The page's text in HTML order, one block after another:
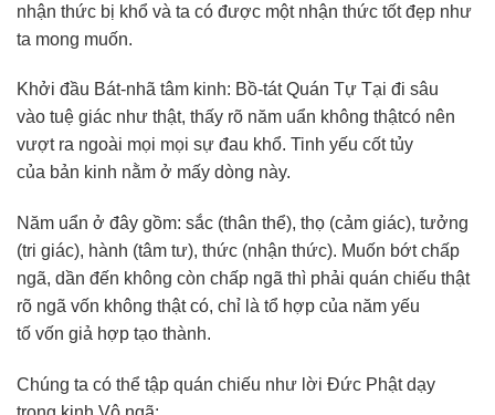
nhận thức bị khổ và ta có được một nhận thức tốt đẹp như
ta mong muốn.
Khởi đầu Bát-nhã tâm kinh: Bồ-tát Quán Tự Tại đi sâu
vào tuệ giác như thật, thấy rõ năm uẩn không thậtcó nên
vượt ra ngoài mọi mọi sự đau khổ. Tinh yếu cốt tủy
của bản kinh nằm ở mấy dòng này.
Năm uẩn ở đây gồm: sắc (thân thể), thọ (cảm giác), tưởng
(tri giác), hành (tâm tư), thức (nhận thức). Muốn bớt chấp
ngã, dần đến không còn chấp ngã thì phải quán chiếu thật
rõ ngã vốn không thật có, chỉ là tổ hợp của năm yếu
tố vốn giả hợp tạo thành.
Chúng ta có thể tập quán chiếu như lời Đức Phật dạy